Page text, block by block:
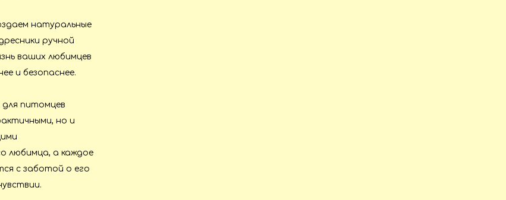
натуральные
ручной
ваших любимцев
и безопаснее.
для питомцев
но и
любимца, а каждое
с заботой о его